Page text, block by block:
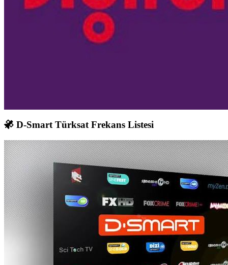
D-Smart Türksat Frekans Listesi